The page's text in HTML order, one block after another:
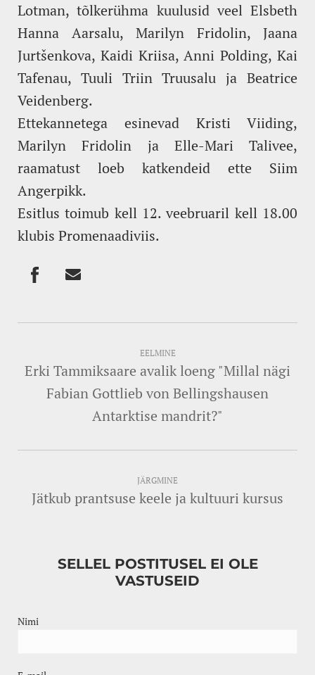
Lotman, tõlkerühma kuulusid veel Elsbeth
Hanna Aarsalu, Marilyn Fridolin, Jaana
Jurtšenkova, Kaidi Kriisa, Anni Polding, Kai
Tafenau, Tuuli Triin Truusalu ja Beatrice
Veidenberg.
Ettekannetega esinevad Kristi Viiding,
Marilyn Fridolin ja Elle-Mari Talivee,
raamatust loeb katkendeid ette Siim
Angerpikk.
Esitlus toimub kell 12. veebruaril kell 18.00
klubis Promenaadiviis.
EELMINE
Erki Tammiksaare avalik loeng "Millal nägi
Fabian Gottlieb von Bellingshausen
Antarktise mandrit?"
JÄRGMINE
Jätkub prantsuse keele ja kultuuri kursus
SELLEL POSTITUSEL EI OLE
VASTUSEID
Nimi